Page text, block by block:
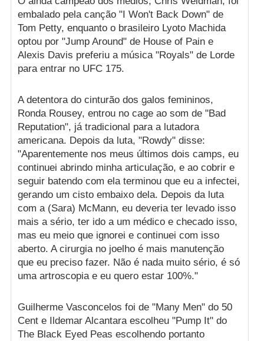
embalado pela canção "I Won't Back Down" de
Tom Petty, enquanto o brasileiro Lyoto Machida
optou por "Jump Around" de House of Pain e
Alexis Davis preferiu a música "Royals" de Lorde
para entrar no UFC 175.
A detentora do cinturão dos galos femininos,
Ronda Rousey, entrou no cage ao som de "Bad
Reputation", já tradicional para a lutadora
americana. Depois da luta, "Rowdy" disse:
"Aparentemente nos meus últimos dois camps, eu
continuei abrindo minha articulação, e ao cobrir e
seguir batendo com ela terminou que eu a infectei,
gerando um cisto embaixo dela. Depois da luta
com a (Sara) McMann, eu deveria ter levado isso
mais a sério, ter ido a um médico e checado isso,
mas eu meio que ignorei e continuei com isso
aberto. A cirurgia no joelho é mais manutenção
que eu preciso fazer. Não é nada muito sério, é só
uma artroscopia e eu quero estar 100%."
Guilherme Vasconcelos foi de "Many Men" do 50
Cent e Ildemar Alcantara escolheu "Pump It" do
The Black Eyed Peas escolhendo portanto